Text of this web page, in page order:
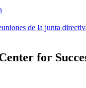
de la junta
for